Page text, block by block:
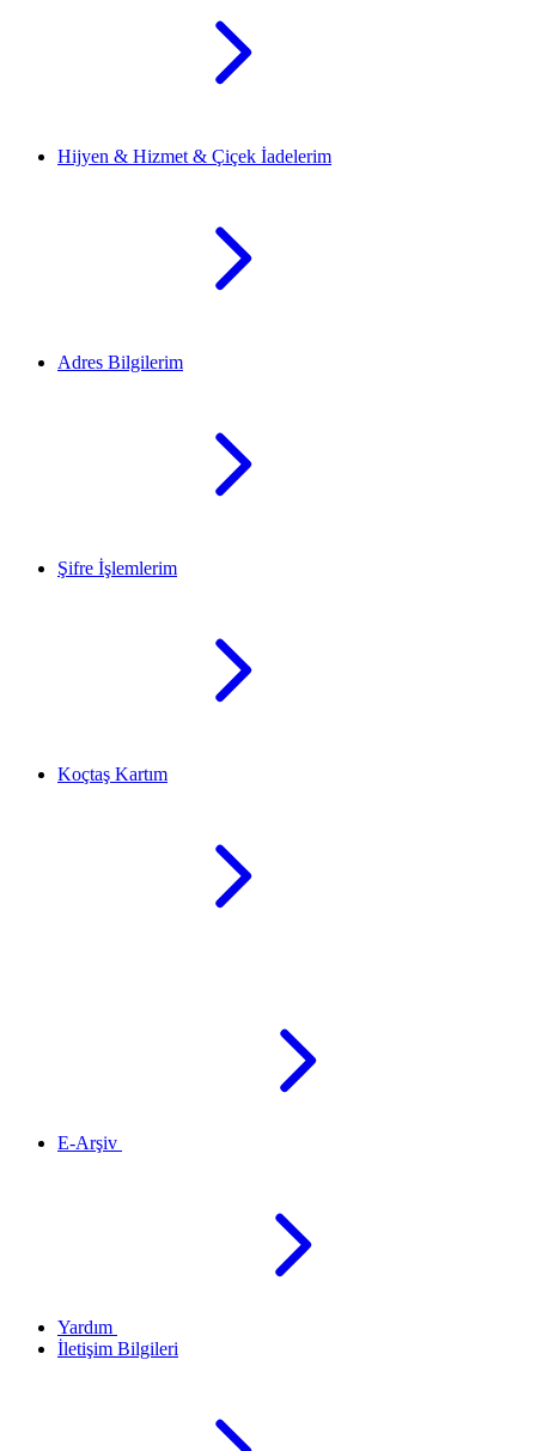
Hijyen & Hizmet & Çiçek İadelerim
Adres Bilgilerim
Şifre İşlemlerim
Koçtaş Kartım
E-Arşiv
Yardım
İletişim Bilgileri